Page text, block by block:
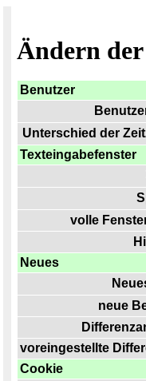
Ändern
Benutzer
Unterschied der
Texteingabefenster
volle
Neues
neue
voreingestellte
Cookie